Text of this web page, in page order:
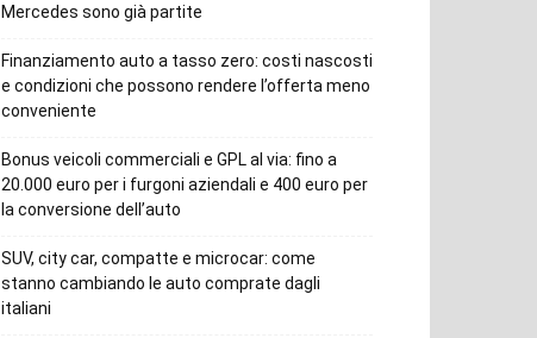
Mercedes sono già partite
Finanziamento auto a tasso zero: costi nascosti
e condizioni che possono rendere l’offerta meno
conveniente
Bonus veicoli commerciali e GPL al via: fino a
20.000 euro per i furgoni aziendali e 400 euro per
la conversione dell’auto
SUV, city car, compatte e microcar: come
stanno cambiando le auto comprate dagli
italiani